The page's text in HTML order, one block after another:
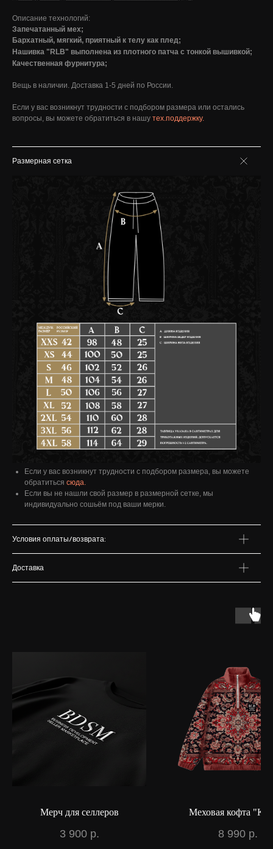
Описание технологий:
Запечатанный мех;
Бархатный, мягкий, приятный к телу как плед;
Нашивка "RLB" выполнена из плотного патча с тонкой вышивкой;
Качественная фурнитура;
Вещь в наличии. Доставка 1-5 дней по России.
Если у вас возникнут трудности с подбором размера или остались
вопросы, вы можете обратиться в нашу тех.поддержку.
Размерная сетка
Если у вас возникнут трудности с подбором размера, вы можете
обратиться сюда.
Если вы не нашли свой размер в размерной сетке, мы
индивидуально сошьём под ваши мерки.
Условия оплаты/возврата:
Доставка
Мерч для селлеров
3 900 р.
Меховая кофта
8 990 р.